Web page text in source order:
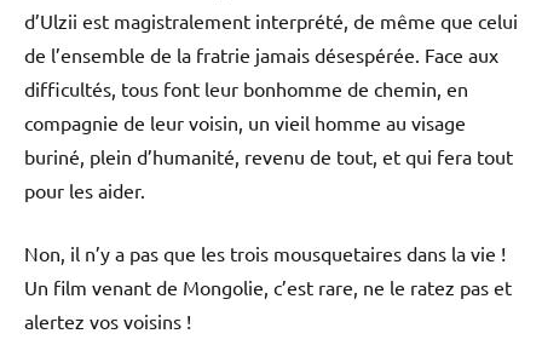
d’Ulzii est magistralement interprété, de même que celui
de l’ensemble de la fratrie jamais désespérée. Face aux
difficultés, tous font leur bonhomme de chemin, en
compagnie de leur voisin, un vieil homme au visage
buriné, plein d’humanité, revenu de tout, et qui fera tout
pour les aider.
Non, il n’y a pas que les trois mousquetaires dans la vie !
Un film venant de Mongolie, c’est rare, ne le ratez pas et
alertez vos voisins !